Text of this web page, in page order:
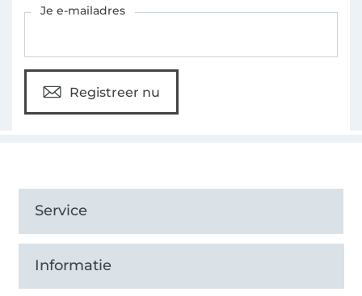
Je e-mailadres
Registreer nu
Service
Informatie